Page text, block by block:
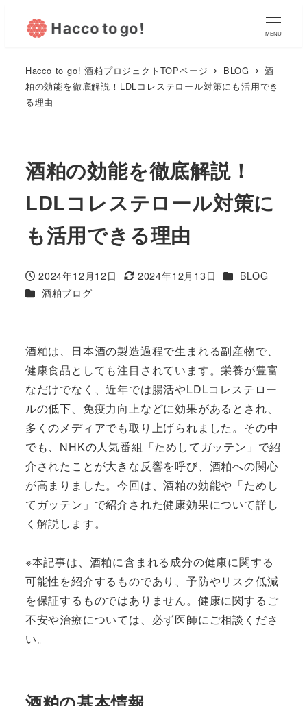
MENU
Hacco to go! 酒粕プロジェクトTOPページ BLOG
酒
粕の効能を徹底解説！LDLコレステロール対策にも活用でき
る理由
酒粕の効能を徹底解説！
LDLコレステロール対策に
も活用できる理由
投稿日
2024年12月12日
更新日
2024年12月13日 カテゴリー
BLOG
カテゴリー
酒粕ブログ
酒粕は、日本酒の製造過程で生まれる副産物で、
健康食品としても注目されています。栄養が豊富
なだけでなく、近年では腸活やLDLコレステロー
ルの低下、免疫力向上などに効果があるとされ、
多くのメディアでも取り上げられました。その中
でも、NHKの人気番組「ためしてガッテン」で紹
介されたことが大きな反響を呼び、酒粕への関心
が高まりました。今回は、酒粕の効能や「ためし
てガッテン」で紹介された健康効果について詳し
く解説します。
※本記事は、酒粕に含まれる成分の健康に関する
可能性を紹介するものであり、予防やリスク低減
を保証するものではありません。健康に関するご
不安や治療については、必ず医師にご相談くださ
い。